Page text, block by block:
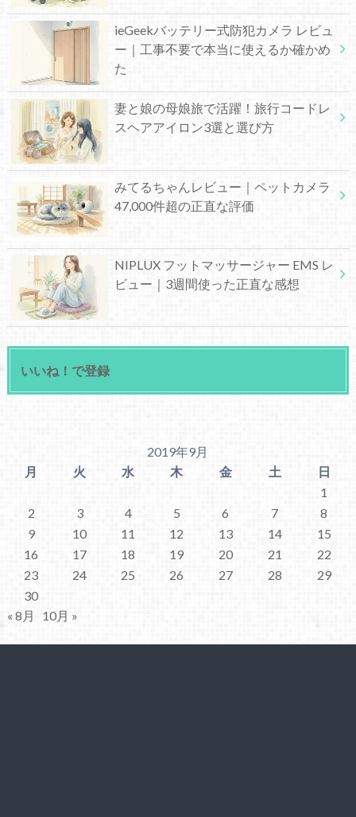
ieGeekバッテリー式防犯カメラ レビュ
ー｜工事不要で本当に使えるか確かめ
た
妻と娘の母娘旅で活躍！旅行コードレ
スヘアアイロン3選と選び方
みてるちゃんレビュー｜ペットカメラ
47,000件超の正直な評価
NIPLUX フットマッサージャー EMS レ
ビュー｜3週間使った正直な感想
いいね！で登録
2019年9月
月
火 水 木 金 土
日
1
2
3 4 5 6 7
8
9
10 11 12 13 14
15
16
17 18 19 20 21
22
23
24 25 26 27 28
29
30
« 8月
10月 »